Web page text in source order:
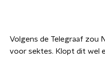
Volgens de Telegraaf zou
voor sektes. Klopt dit wel